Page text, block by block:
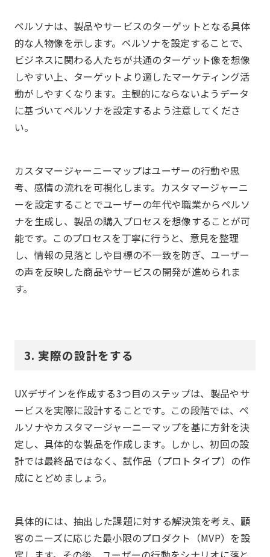
ペルソナは、製品やサービスのターゲットとなる具体
的な人物像を示します。ペルソナを設定することで、
ビジネスに関わる人たちが共通のターゲット像を想像
しやすい上、ターゲットより適したマーケティング活
動がしやすくなります。主観的にならないようデータ
に基づいてペルソナを設定するよう注意してくださ
い。
カスタマージャーニーマップはユーザーの行動や思
考、感情の流れを可視化します。カスタマージャーニ
ーを設定することでユーザーの年代や職業からペルソ
ナを生成し、製品の購入プロセスを想像することが可
能です。このプロセスを丁寧に行うと、意見を整理
し、情報の見落としや目標の不一致を防ぎ、ユーザー
の声を反映した商品やサービスの開発が進められま
す。
3. 実際の設計をする
UXデザインを作成する3つ目のステップは、製品やサ
ービスを実際に設計することです。この段階では、ペ
ルソナやカスタマージャーニーマップを基に方針を決
定し、具体的な製品を作成します。しかし、初回の設
計では最終品ではなく、試作品（プロトタイプ）の作
成にとどめましょう。
具体的には、抽出した課題に対する解決策を考え、顧
客のニーズに応じた最小限のプロダクト（MVP）を設